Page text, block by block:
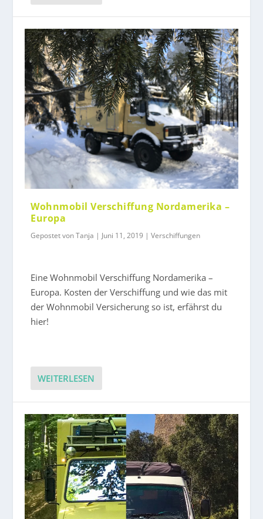
Wohnmobil Verschiffung Nordamerika –
Europa
Gepostet vonTanja | Juni 11, 2019 |Verschiffungen
Eine Wohnmobil Verschiffung Nordamerika –
Europa. Kosten der Verschiffung und wie das mit
der Wohnmobil Versicherung so ist, erfährst du
hier!
WEITERLESEN